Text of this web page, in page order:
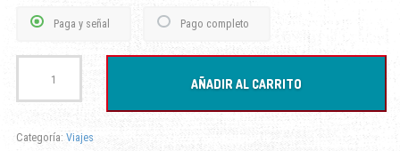
Pago completo
Paga y señal
Viajes:
-
AÑADIR AL CARRITO
Categoría: Viajes